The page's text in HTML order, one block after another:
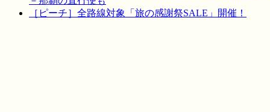
［ピーチ］全路線対象「旅の感謝祭SALE」開催！